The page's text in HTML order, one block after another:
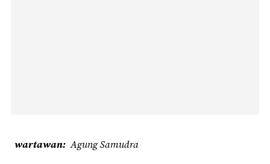
wartawan Agung Samudra